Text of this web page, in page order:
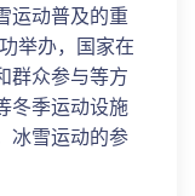
运动普及的重
举办，国家在
群众参与等方
冬季运动设施
冰雪运动的参